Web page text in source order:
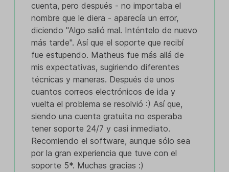
cuenta, pero después - no importaba el
nombre que le diera - aparecía un error,
diciendo "Algo salió mal. Inténtelo de nuevo
más tarde". Así que el soporte que recibí
fue estupendo. Matheus fue más allá de
mis expectativas, sugiriendo diferentes
técnicas y maneras. Después de unos
cuantos correos electrónicos de ida y
vuelta el problema se resolvió :) Así que,
siendo una cuenta gratuita no esperaba
tener soporte 24/7 y casi inmediato.
Recomiendo el software, aunque sólo sea
por la gran experiencia que tuve con el
soporte 5*. Muchas gracias :)